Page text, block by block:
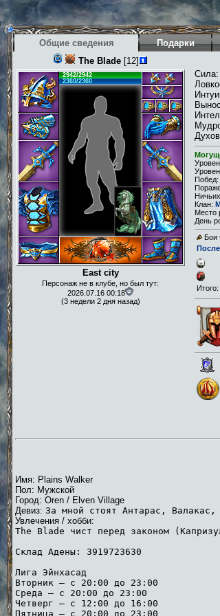
Общие сведения Подарки
The Blade [12]
2942/2942
2360/2360
East city
Персонаж не в клубе, но был тут:
2026.07.16 00:18
(3 недели 2 дня назад)
Сила:
Побед:
Клан:
Место
День
Бои
Итого:
Имя: Plains Walker
Пол: Мужской
Город: Oren / Elven Village
Девиз: За мной стоят Антарас, Валакас,
Увлечения / хобби:
The Blade чист перед законом
Склад Адены: 3919723630
Лига Эйнхасад
Вторник — с 20:00 до 23:00
Среда — с 20:00 до 23:00
Четверг — с 12:00 до 16:00
Пятница — с 20:00 до 23:00